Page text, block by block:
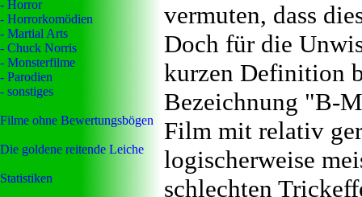
- Horror
- Horrorkomödien
- Martial Arts
- Chuck Norris
- Monsterfilme
- Parodien
- sonstiges
Filme ohne Bewertungsbögen
Die goldene reitende Leiche
Statistiken
vermuten, dass
Doch für die
kurzen Definition
Bezeichnung "B-
Film mit relativ
logischerweise
schlechten